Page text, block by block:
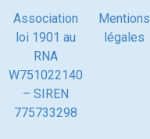
Association
loi 1901 au
RNA
W751022140
– SIREN
775733298
Mentions
légales